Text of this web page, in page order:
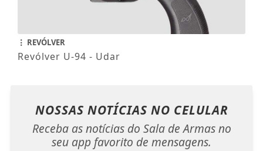
REVÓLVER
Revólver U-94 - Udar
NOSSAS NOTÍCIAS NO CELULAR
Receba as notícias do Sala de Armas no
seu app favorito de mensagens.